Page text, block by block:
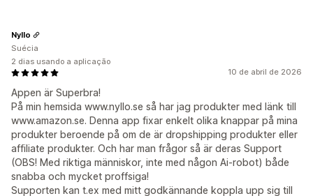
10 de abril de 2026
Appen är Superbra!
På min hemsida www.nyllo.se så har jag produkter med länk till
www.amazon.se. Denna app fixar enkelt olika knappar på mina
produkter beroende på om de är dropshipping produkter eller
affiliate produkter. Och har man frågor så är deras Support
(OBS! Med riktiga människor, inte med någon Ai-robot) både
snabba och mycket proffsiga!
Supporten kan t.ex med mitt godkännande koppla upp sig till
Nyllo
Suécia
2 dias usando a aplicação